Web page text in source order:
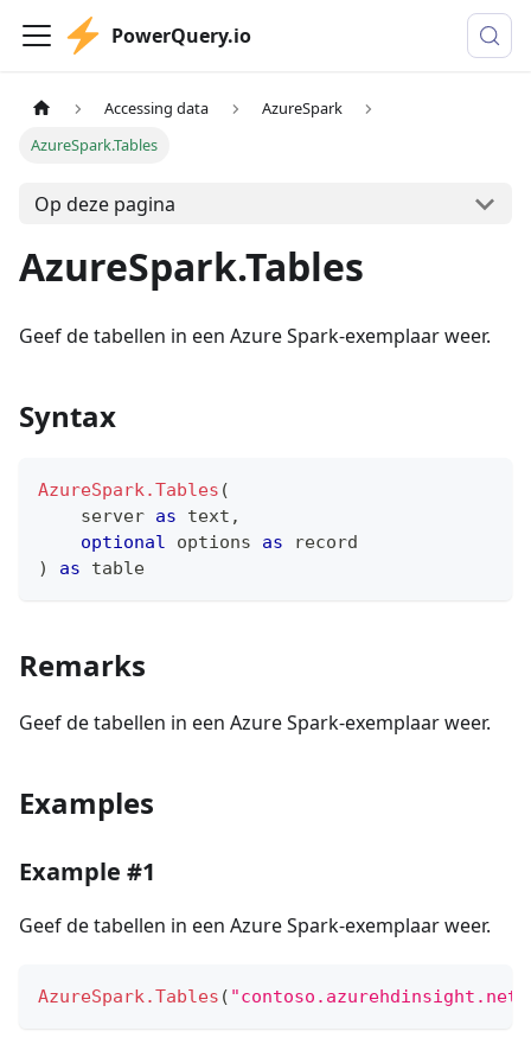
PowerQuery.io
Accessing data
AzureSpark
AzureSpark.Tables
Op deze pagina
AzureSpark.Tables
Geef de tabellen in een Azure Spark-exemplaar weer.
Syntax
AzureSpark.Tables (
    server
as text ,
optional options as
record
)
as table
Remarks
Geef de tabellen in een Azure Spark-exemplaar weer.
Examples
Example #1
Geef de tabellen in een Azure Spark-exemplaar weer.
AzureSpark.Tables ( "contoso.azurehdinsight.net"